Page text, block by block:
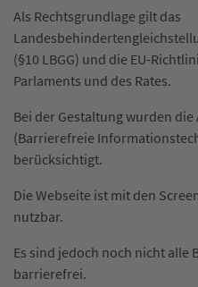
Als Rechtsgrundlage gilt das
(§10 LBGG) und die EU-
Parlaments und des Rates.
Bei der Gestaltung wurden
(Barrierefreie
berücksichtigt.
Die Webseite ist mit den
nutzbar.
Es sind jedoch noch nicht
barrierefrei.